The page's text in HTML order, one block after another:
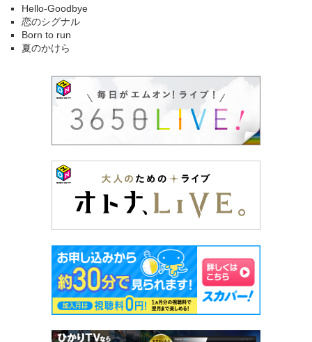
Hello-Goodbye
恋のシグナル
Born to run
夏のかけら